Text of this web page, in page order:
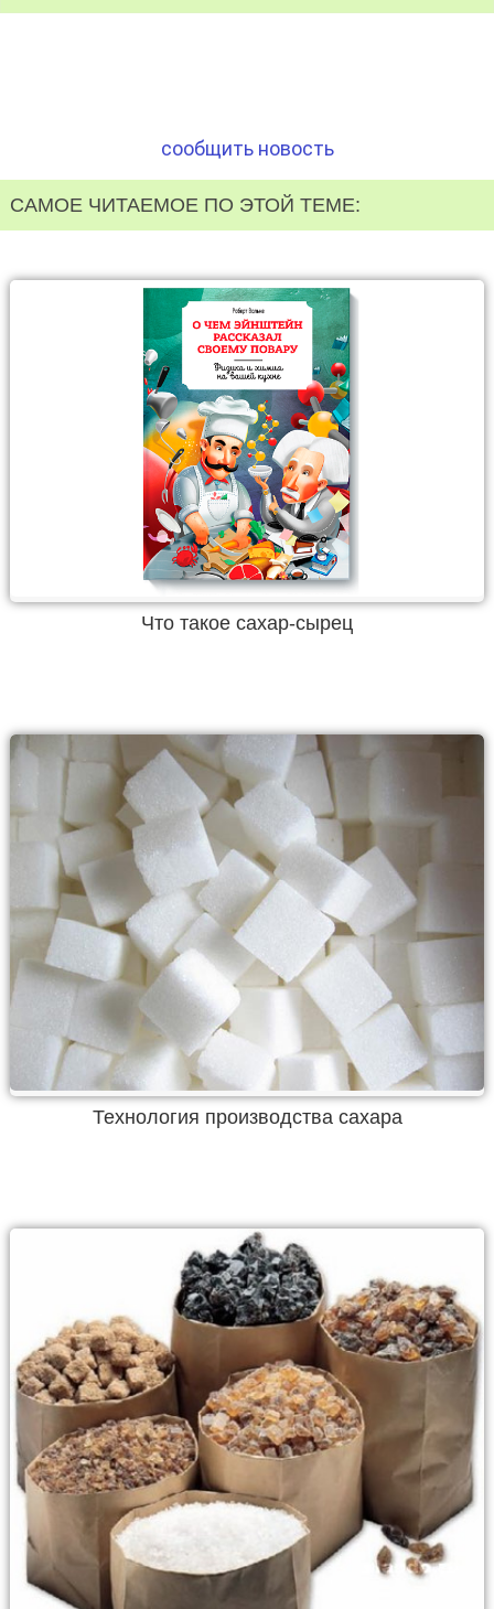
сообщить новость
САМОЕ ЧИТАЕМОЕ ПО ЭТОЙ ТЕМЕ:
Что такое сахар-сырец
Технология производства сахара